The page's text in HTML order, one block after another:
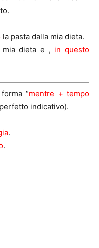
la pasta dalla mia dieta.
mia dieta e , in questo
“mentre + tempo
indicativo).
.
.